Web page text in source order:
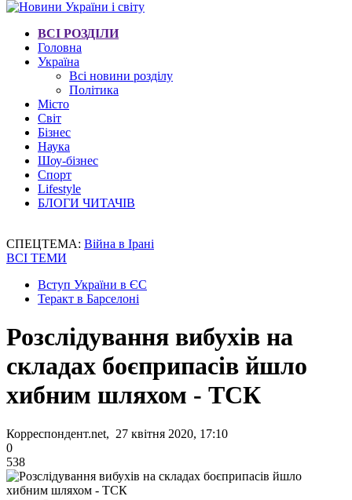
ВСІ РОЗДІЛИ
Головна
Україна
Всі новини розділу
Політика
Місто
Світ
Бізнес
Наука
Шоу-бізнес
Спорт
Lifestyle
БЛОГИ ЧИТАЧІВ
СПЕЦТЕМА: Війна в Ірані
ВСІ ТЕМИ
Вступ України в ЄС
Теракт в Барселоні
Розслідування вибухів на
складах боєприпасів йшло
хибним шляхом - ТСК
Корреспондент.net, 27 квітня 2020, 17:10
0
538